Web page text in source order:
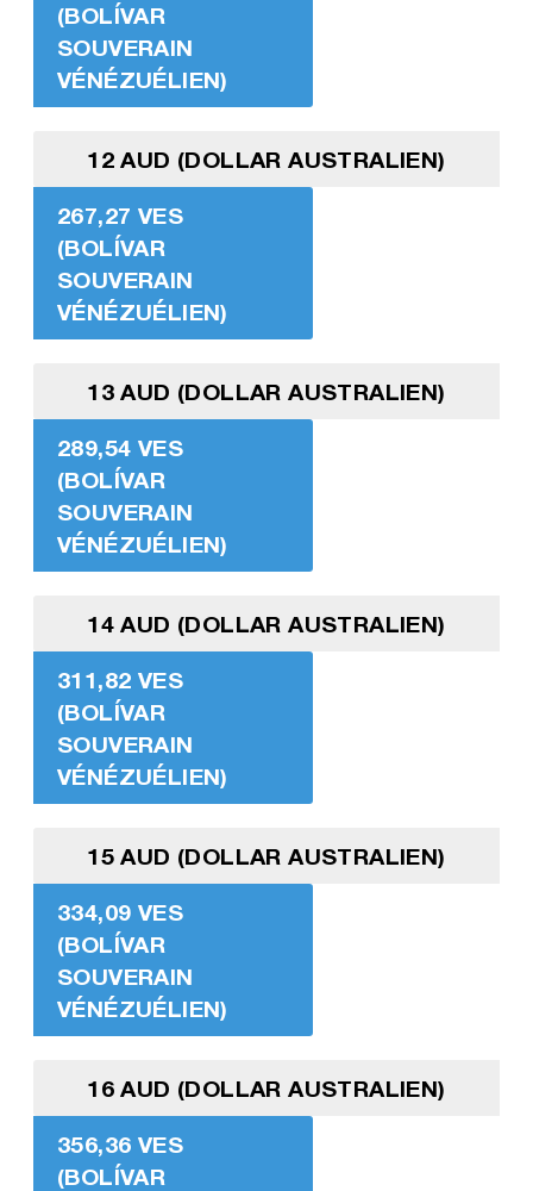
(BOLÍVAR
SOUVERAIN
VÉNÉZUÉLIEN)
12 AUD (DOLLAR AUSTRALIEN)
267,27 VES
(BOLÍVAR
SOUVERAIN
VÉNÉZUÉLIEN)
13 AUD (DOLLAR AUSTRALIEN)
289,54 VES
(BOLÍVAR
SOUVERAIN
VÉNÉZUÉLIEN)
14 AUD (DOLLAR AUSTRALIEN)
311,82 VES
(BOLÍVAR
SOUVERAIN
VÉNÉZUÉLIEN)
15 AUD (DOLLAR AUSTRALIEN)
334,09 VES
(BOLÍVAR
SOUVERAIN
VÉNÉZUÉLIEN)
16 AUD (DOLLAR AUSTRALIEN)
356,36 VES
(BOLÍVAR